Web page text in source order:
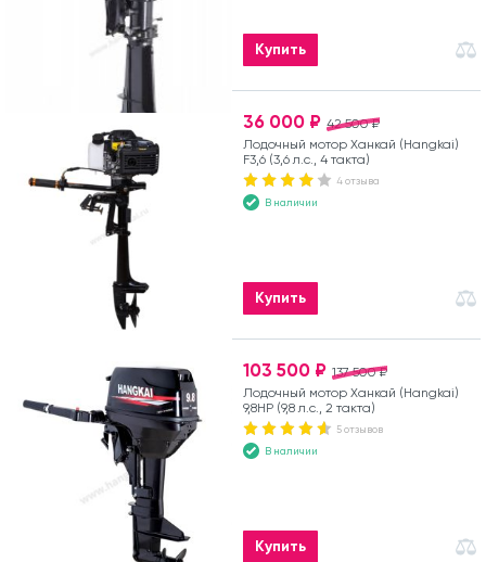
Купить
42 500 ₽
36 000 ₽
Лодочный мотор Ханкай (Hangkai)
F3,6 (3,6 л.с., 4 такта)
4 отзыва
В наличии
Купить
137 500 ₽
103 500 ₽
Лодочный мотор Ханкай (Hangkai)
9,8HP (9,8 л.с., 2 такта)
5 отзывов
В наличии
Купить